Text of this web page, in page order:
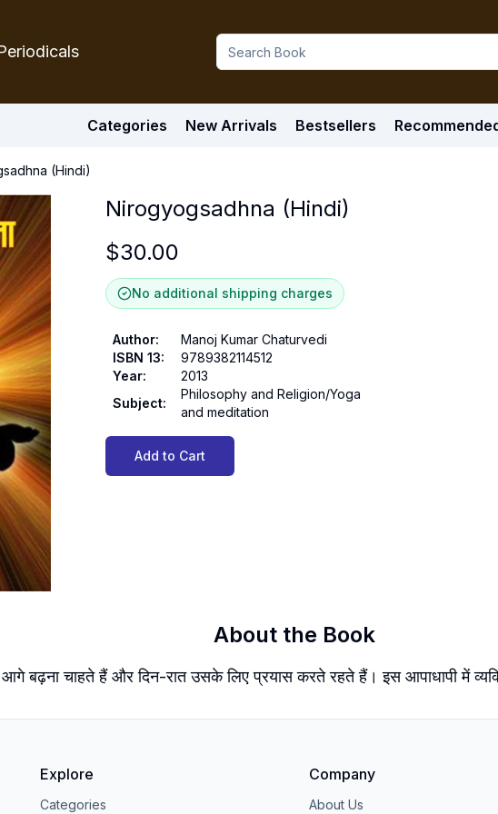
Categories New Arrivals Bestsellers
(Hindi)
Nirogyogsadhna (Hindi)
$30.00
No additional shipping charges
Author:
Manoj Kumar Chaturvedi
ISBN 13:
9789382114512
Year:
2013
Subject:
Philosophy and Religion/Yoga
and meditation
Add to Cart
About the Book
आगे बढ़ना चाहते हैं और दिन-रात उसके लिए प्रयास करते रहते हैं। इस आपाधापी में
Explore
Categories
Company
About Us